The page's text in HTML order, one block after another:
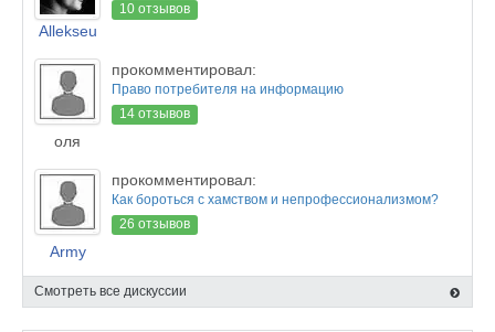
Allekseu
10 отзывов
оля
прокомментировал:
Право потребителя на информацию
14 отзывов
Army
прокомментировал:
Как бороться с хамством и непрофессионализмом?
26 отзывов
Смотреть все дискуссии